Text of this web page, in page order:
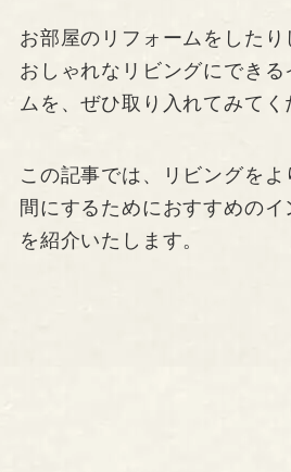
お部屋のリフォームをしたり
おしゃれなリビングにでき
ムを、ぜひ取り入れてみてく
この記事では、リビングを
間にするためにおすすめの
を紹介いたします。